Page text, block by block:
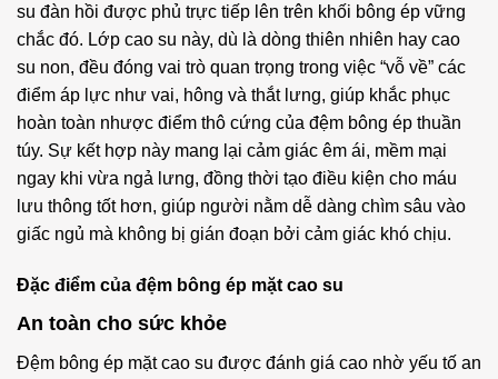
su đàn hồi được phủ trực tiếp lên trên khối bông ép vững
chắc đó. Lớp cao su này, dù là dòng thiên nhiên hay cao
su non, đều đóng vai trò quan trọng trong việc “vỗ về” các
điểm áp lực như vai, hông và thắt lưng, giúp khắc phục
hoàn toàn nhược điểm thô cứng của đệm bông ép thuần
túy. Sự kết hợp này mang lại cảm giác êm ái, mềm mại
ngay khi vừa ngả lưng, đồng thời tạo điều kiện cho máu
lưu thông tốt hơn, giúp người nằm dễ dàng chìm sâu vào
giấc ngủ mà không bị gián đoạn bởi cảm giác khó chịu.
Đặc điểm của đệm bông ép mặt cao su
An toàn cho sức khỏe
Đệm bông ép mặt cao su được đánh giá cao nhờ yếu tố an